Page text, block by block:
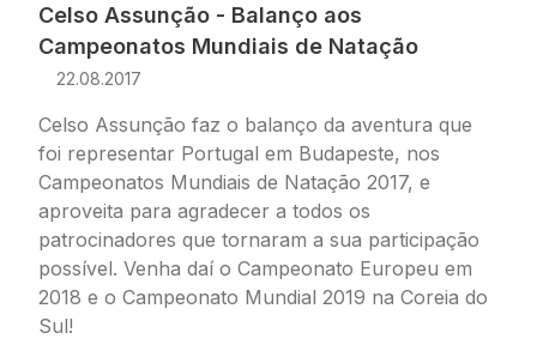
Celso Assunção - Balanço aos
Campeonatos Mundiais de Natação
22.08.2017
Celso Assunção faz o balanço da aventura que
foi representar Portugal em Budapeste, nos
Campeonatos Mundiais de Natação 2017, e
aproveita para agradecer a todos os
patrocinadores que tornaram a sua participação
possível. Venha daí o Campeonato Europeu em
2018 e o Campeonato Mundial 2019 na Coreia do
Sul!